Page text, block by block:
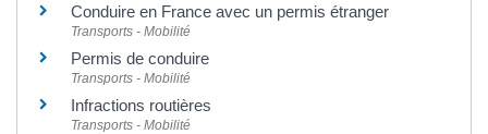
Conduire en France avec un permis étranger
Transports - Mobilité
Permis de conduire
Transports - Mobilité
Infractions routières
Transports - Mobilité